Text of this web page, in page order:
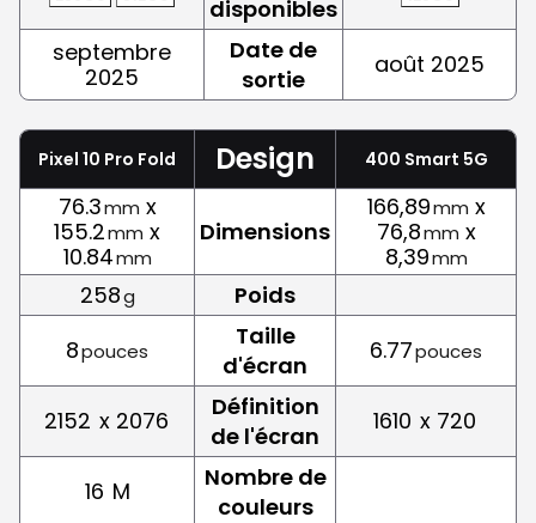
disponibles
septembre
2025
Date de
sortie
août 2025
Pixel 10 Pro Fold Design 400 Smart 5G
76.3mm x
155.2mm x
10.84mm
Dimensions
166,89mm x
76,8mm x
8,39mm
258g
Poids
8pouces
Taille
d'écran
6.77pouces
2152 x 2076
Définition
de l'écran
1610 x 720
16 M
Nombre de
couleurs